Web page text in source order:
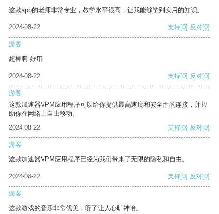
这款app的老师非常专业，教学水平很高，让我能够学到实用的知识。
2024-08-22 支持[0] 反对[0]
游客
超棒啊 好用
2024-08-22 支持[0] 反对[0]
游客
这款加速器VPM应用程序可以给你提供最高速度和安全性的连接，并帮
助你在网络上自由移动。
2024-08-22
支持[0] 反对[0]
游客
这款加速器VPM应用程序已经为我们带来了无限的隐私和自由。
2024-08-22 支持[0] 反对[0]
游客
这款游戏的音乐非常优美，听了让人心旷神怡。